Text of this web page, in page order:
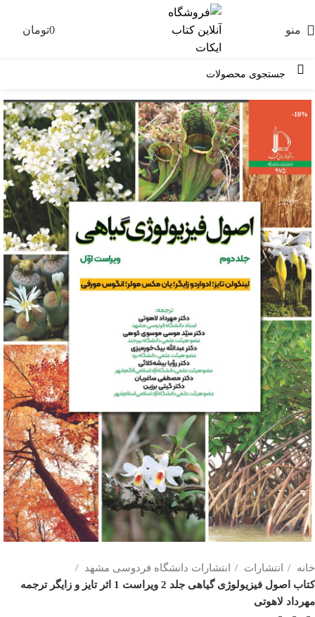
منو 0تومان
-10%
خانه انتشارات
انتشارات دانشگاه فردوسی مشهد
کتاب اصول فیزیولوژی گیاهی جلد 2 ویراست 1 اثر تایز و زایگر ترجمه
مهرداد لاهوتی